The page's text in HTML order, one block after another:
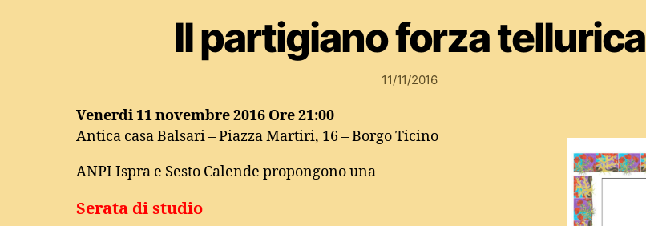
Il partigiano forza tellurica
11/11/2016
Venerdi 11 novembre 2016 Ore 21:00
Antica casa Balsari – Piazza Martiri, 16 – Borgo Ticino
ANPI Ispra e Sesto Calende propongono una
Serata di studio